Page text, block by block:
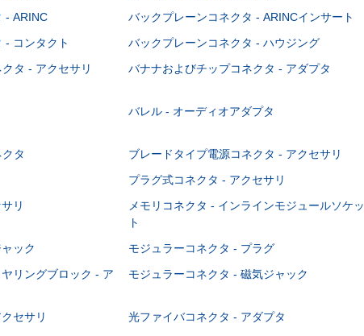
- ARINC バックプレーンコネクタ - ARINCインサート
- コンタクト バックプレーンコネクタ - ハウジング
タ - アクセサリ バナナおよびチップコネクタ - アダプタ
バレル - オーディオアダプタ
タ ブレードタイプ電源コネクタ - アクセサリ
プラグ式コネクタ - アクセサリ
リ
メモリコネクタ - インラインモジュールソケッ
ト
ック モジュラーコネクタ - プラグ
リングブロック - ア
モジュラーコネクタ - 磁気ジャック
セサリ 光ファイバコネクタ - アダプタ